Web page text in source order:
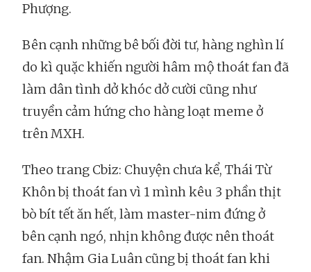
Phượng.
Bên cạnh những bê bối đời tư, hàng nghìn lí
do kì quặc khiến người hâm mộ thoát fan đã
làm dân tình dở khóc dở cười cũng như
truyền cảm hứng cho hàng loạt meme ở
trên MXH.
Theo trang Cbiz: Chuyện chưa kể, Thái Từ
Khôn bị thoát fan vì 1 mình kêu 3 phần thịt
bò bít tết ăn hết, làm master-nim đứng ở
bên cạnh ngó, nhịn không được nên thoát
fan. Nhậm Gia Luân cũng bị thoát fan khi